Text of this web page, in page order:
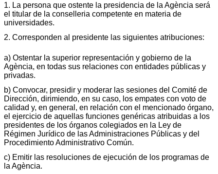
1. La persona que ostente la presidencia de la Agència será
el titular de la conselleria competente en materia de
universidades.
2. Corresponden al presidente las siguientes atribuciones:
a) Ostentar la superior representación y gobierno de la
Agència, en todas sus relaciones con entidades públicas y
privadas.
b) Convocar, presidir y moderar las sesiones del Comité de
Dirección, dirimiendo, en su caso, los empates con voto de
calidad y, en general, en relación con el mencionado órgano,
el ejercicio de aquellas funciones genéricas atribuidas a los
presidentes de los órganos colegiados en la Ley de
Régimen Jurídico de las Administraciones Públicas y del
Procedimiento Administrativo Común.
c) Emitir las resoluciones de ejecución de los programas de
la Agència.